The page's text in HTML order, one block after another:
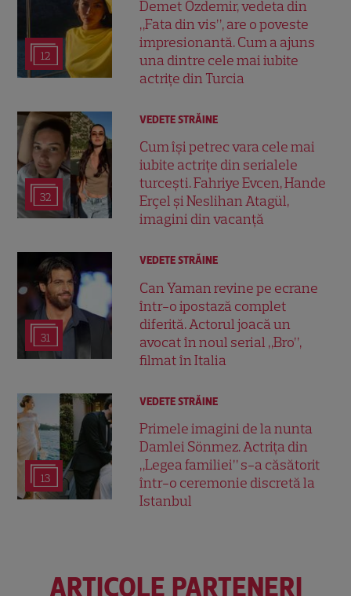
12
Demet Özdemir, vedeta din
„Fata din vis”, are o poveste
impresionantă. Cum a ajuns
una dintre cele mai iubite
actrițe din Turcia
32
VEDETE STRĂINE
Cum își petrec vara cele mai
iubite actrițe din serialele
turcești. Fahriye Evcen, Hande
Erçel și Neslihan Atagül,
imagini din vacanță
31
VEDETE STRĂINE
Can Yaman revine pe ecrane
într-o ipostază complet
diferită. Actorul joacă un
avocat în noul serial „Bro”,
filmat în Italia
13
VEDETE STRĂINE
Primele imagini de la nunta
Damlei Sönmez. Actrița din
„Legea familiei” s-a căsătorit
într-o ceremonie discretă la
Istanbul
ARTICOLE PARTENERI